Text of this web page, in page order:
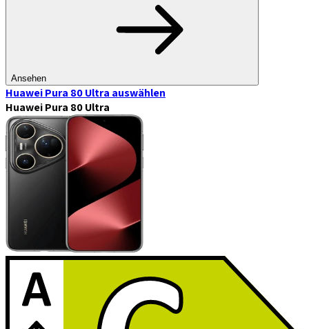
Ansehen
Huawei Pura 80 Ultra auswählen
Huawei Pura 80 Ultra